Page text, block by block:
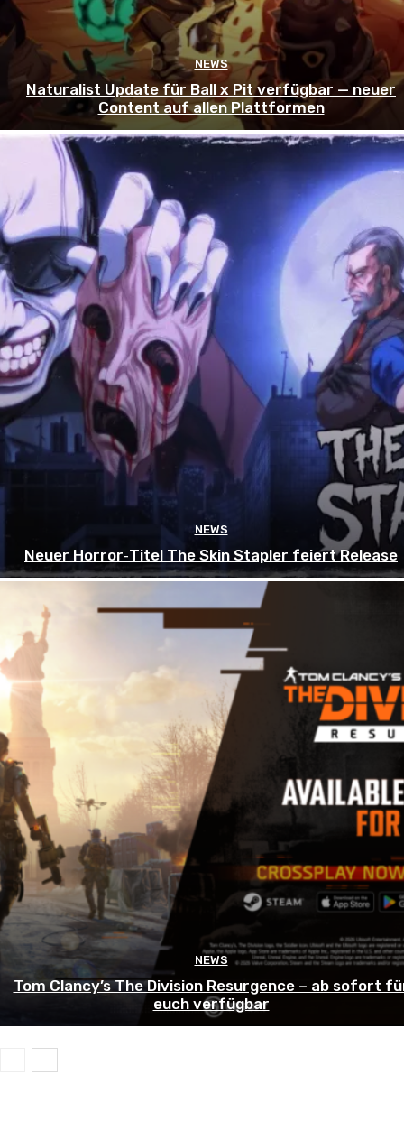
NEWS
Naturalist Update für Ball x Pit verfügbar — neuer
Content auf allen Plattformen
NEWS
Neuer Horror‑Titel The Skin Stapler feiert Release
NEWS
Tom Clancy’s The Division Resurgence – ab sofort
euch verfügbar